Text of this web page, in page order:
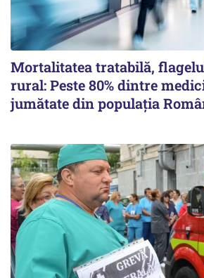
Mortalitatea tratabilă,
rural: Peste 80% dintre
jumătate din populația